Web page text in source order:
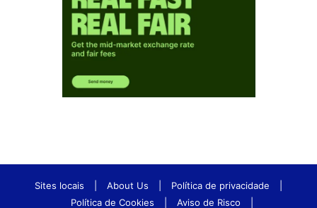
Sites locais About Us Política de privacidade
Política de Cookies
Aviso de Risco